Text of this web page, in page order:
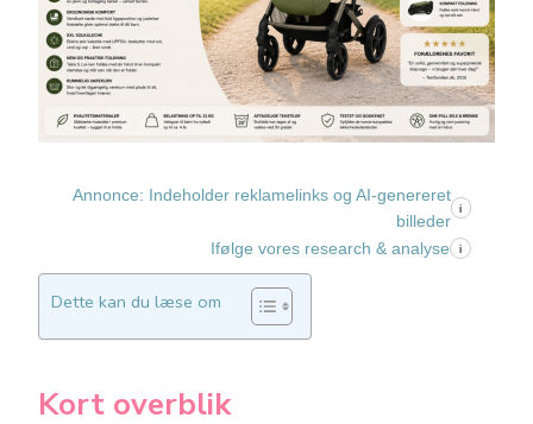
Annonce: Indeholder reklamelinks og AI-genereret
billeder
i
Ifølge vores research & analyse i
Dette kan du læse om
Kort overblik